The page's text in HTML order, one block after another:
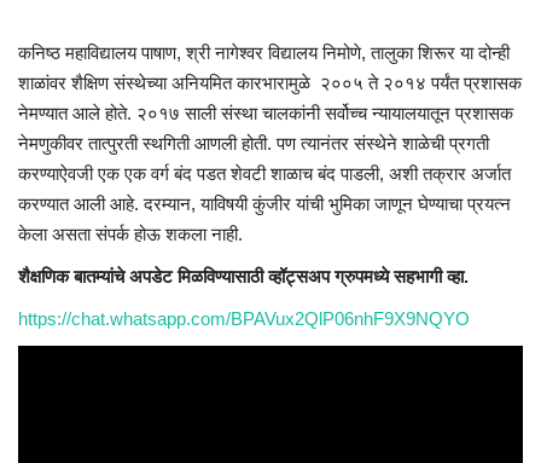
कनिष्ठ महाविद्यालय पाषाण, श्री नागेश्वर विद्यालय निमोणे, तालुका शिरूर या दोन्ही
शाळांवर शैक्षिण संस्थेच्या अनियमित कारभारामुळे २००५ ते २०१४ पर्यंत प्रशासक
नेमण्यात आले होते. २०१७ साली संस्था चालकांनी सर्वोच्च न्यायालयातून प्रशासक
नेमणुकीवर तात्पुरती स्थगिती आणली होती. पण त्यानंतर संस्थेने शाळेची प्रगती
करण्याऐवजी एक एक वर्ग बंद पडत शेवटी शाळाच बंद पाडली, अशी तक्रार अर्जात
करण्यात आली आहे. दरम्यान, याविषयी कुंजीर यांची भुमिका जाणून घेण्याचा प्रयत्न
केला असता संपर्क होऊ शकला नाही.
शैक्षणिक बातम्यांचे अपडेट मिळविण्यासाठी व्हॉट्सअप ग्रुपमध्ये सहभागी व्हा.
https://chat.whatsapp.com/BPAVux2QlP06nhF9X9NQYO